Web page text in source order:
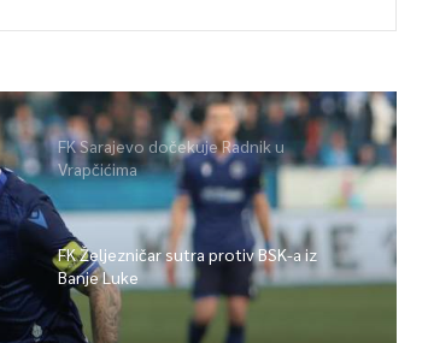
FK Sarajevo dočekuje Radnik u
Vrapčićima
FK Željezničar sutra protiv BSK-a iz
Banje Luke